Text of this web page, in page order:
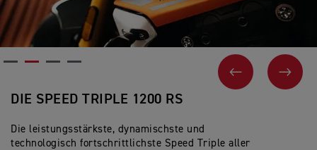
VORHERIGES
NEXT
DIE SPEED TRIPLE 1200 RS
Die leistungsstärkste, dynamischste und
technologisch fortschrittlichste Speed Triple aller